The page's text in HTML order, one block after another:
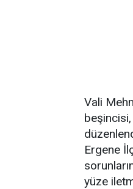
Vali
beşincisi,
Ergene
yüze